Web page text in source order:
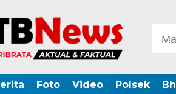
Foto Video Polsek